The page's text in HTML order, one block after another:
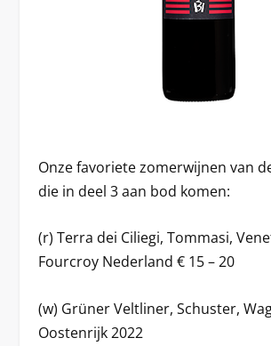
Onze favoriete zomerwijnen van
die in deel 3 aan bod komen:
(r) Terra dei Ciliegi, Tommasi,
Fourcroy Nederland € 15 – 20
(w) Grüner Veltliner, Schuster,
Oostenrijk 2022